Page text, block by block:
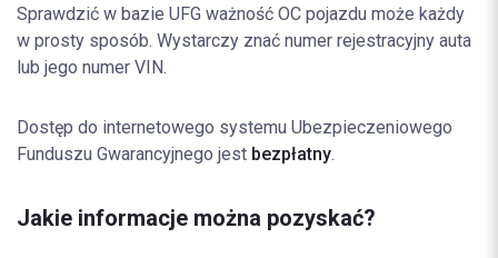
Sprawdzić w bazie UFG ważność OC pojazdu może każdy
w prosty sposób. Wystarczy znać numer rejestracyjny auta
lub jego numer VIN.
Dostęp do internetowego systemu Ubezpieczeniowego
Funduszu Gwarancyjnego jest bezpłatny.
Jakie informacje można pozyskać?